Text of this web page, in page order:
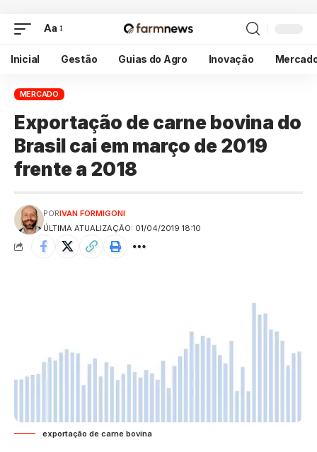
Aa
Inicial Gestão Guias do Agro Inovação
MERCADO
Exportação de carne bovina do
Brasil cai em março de 2019
frente a 2018
ÚLTIMA ATUALIZAÇÃO: 01/04/2019 18:10
PORIVAN FORMIGONI
exportação de carne bovina